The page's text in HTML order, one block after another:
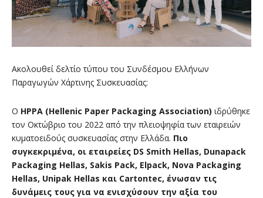
Ακολουθεί δελτίο τύπου του Συνδέσμου Ελλήνων
Παραγωγών Χάρτινης Συσκευασίας:
O HPPA (Hellenic Paper Packaging Association) ιδρύθηκε
τον Οκτώβριο του 2022 από την πλειοψηφία των εταιρειών
κυματοειδούς συσκευασίας στην Ελλάδα. Πιο
συγκεκριμένα, οι εταιρείες DS Smith Hellas, Dunapack
Packaging Hellas, Sakis Pack, Elpack, Nova Packaging
Hellas, Unipak Hellas και Cartontec, ένωσαν τις
δυνάμεις τους για να ενισχύσουν την αξία του